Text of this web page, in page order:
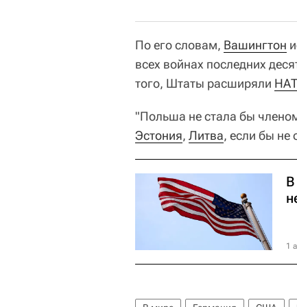
По его словам, Вашингтон
всех войнах последних
того, Штаты расширяли
"Польша не стала бы
Эстония, Литва, если бы не
1